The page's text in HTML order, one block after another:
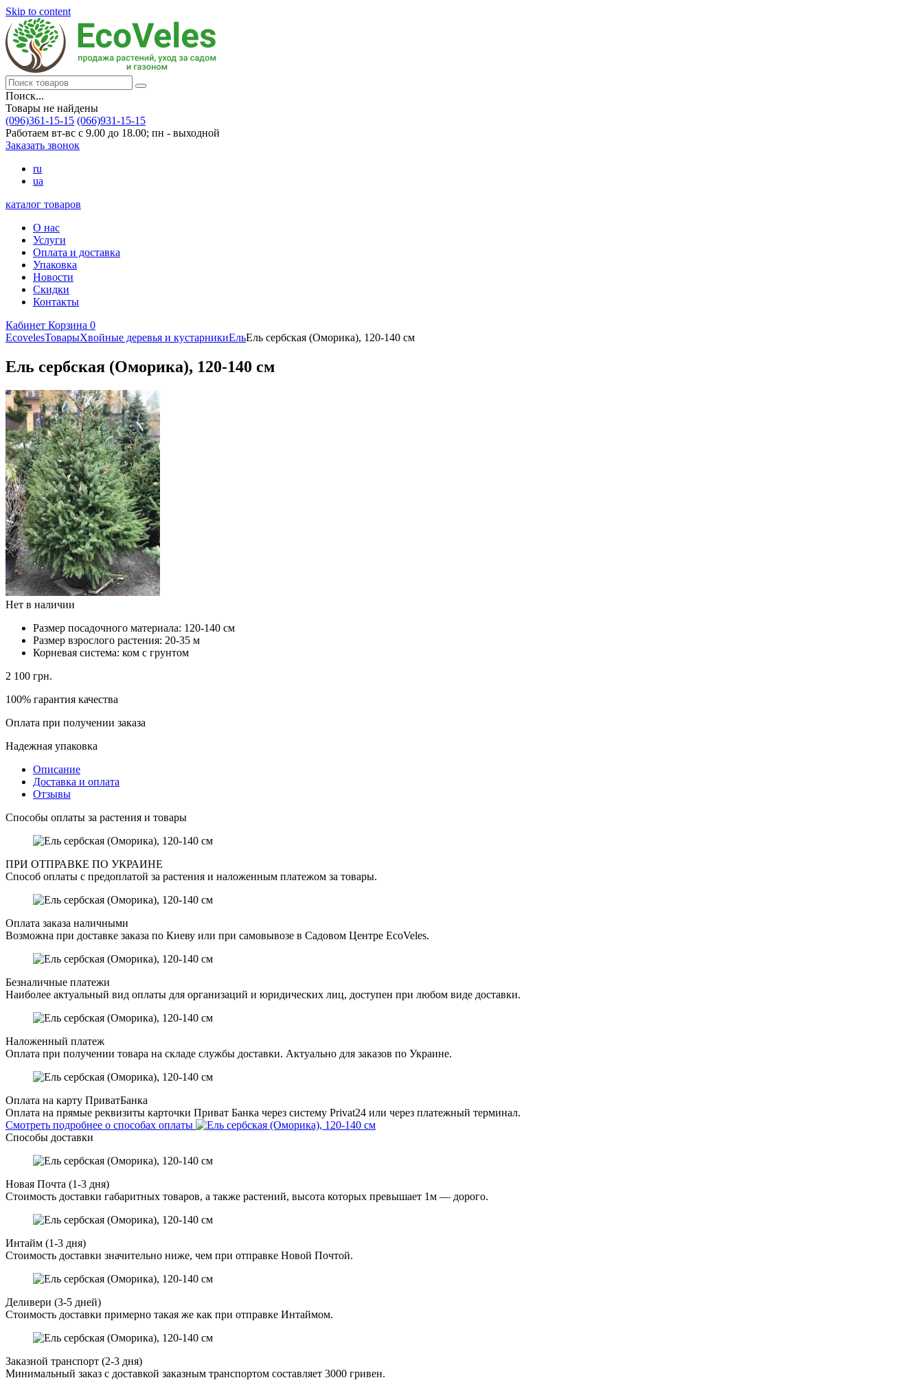
Skip to content
Поиск...
Товары не найдены
(096)361-15-15 (066)931-15-15
Работаем вт-вс с 9.00 до 18.00; пн - выходной
Заказать звонок
ru
ua
каталог товаров
О нас
Услуги
Оплата и доставка
Упаковка
Новости
Скидки
Контакты
Кабинет Корзина 0
EcovelesТоварыХвойные деревья и кустарникиЕльЕль сербская (Оморика), 120-140 см
Ель сербская (Оморика), 120-140 см
Нет в наличии
Размер посадочного материала: 120-140 см
Размер взрослого растения: 20-35 м
Корневая система: ком с грунтом
2 100 грн.
100% гарантия качества
Оплата при получении заказа
Надежная упаковка
Описание
Доставка и оплата
Отзывы
Способы оплаты за растения и товары
ПРИ ОТПРАВКЕ ПО УКРАИНЕ
Способ оплаты с предоплатой за растения и наложенным платежом за товары.
Оплата заказа наличными
Возможна при доставке заказа по Киеву или при самовывозе в Садовом Центре EcoVeles.
Безналичные платежи
Наиболее актуальный вид оплаты для организаций и юридических лиц, доступен при любом виде доставки.
Наложенный платеж
Оплата при получении товара на складе службы доставки. Актуально для заказов по Украине.
Оплата на карту ПриватБанка
Оплата на прямые реквизиты карточки Приват Банка через систему Privat24 или через платежный терминал.
Смотреть подробнее о способах оплаты
Способы доставки
Новая Почта (1-3 дня)
Стоимость доставки габаритных товаров, а также растений, высота которых превышает 1м — дорого.
Интайм (1-3 дня)
Стоимость доставки значительно ниже, чем при отправке Новой Почтой.
Деливери (3-5 дней)
Стоимость доставки примерно такая же как при отправке Интаймом.
Заказной транспорт (2-3 дня)
Минимальный заказ с доставкой заказным транспортом составляет 3000 гривен.